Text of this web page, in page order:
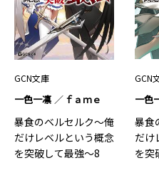
GCN文庫
一色一凛 ｆａｍｅ
暴食のベルセルク～俺
だけレベルという概念
を突破して最強～8
GCN
一色
暴食
だけ
を突